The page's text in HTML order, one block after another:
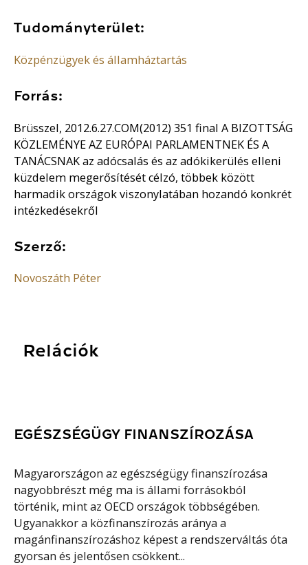
Tudományterület:
Közpénzügyek és államháztartás
Forrás:
Brüsszel, 2012.6.27.COM(2012) 351 final A BIZOTTSÁG
KÖZLEMÉNYE AZ EURÓPAI PARLAMENTNEK ÉS A
TANÁCSNAK az adócsalás és az adókikerülés elleni
küzdelem megerősítését célzó, többek között
harmadik országok viszonylatában hozandó konkrét
intézkedésekről
Szerző:
Novoszáth Péter
Relációk
EGÉSZSÉGÜGY FINANSZÍROZÁSA
Magyarországon az egészségügy finanszírozása
nagyobbrészt még ma is állami forrásokból
történik, mint az OECD országok többségében.
Ugyanakkor a közfinanszírozás aránya a
magánfinanszírozáshoz képest a rendszerváltás óta
gyorsan és jelentősen csökkent...